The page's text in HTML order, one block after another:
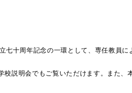
七十周年記念の一環として、専任教員
校説明会でもご覧いただけます。また、